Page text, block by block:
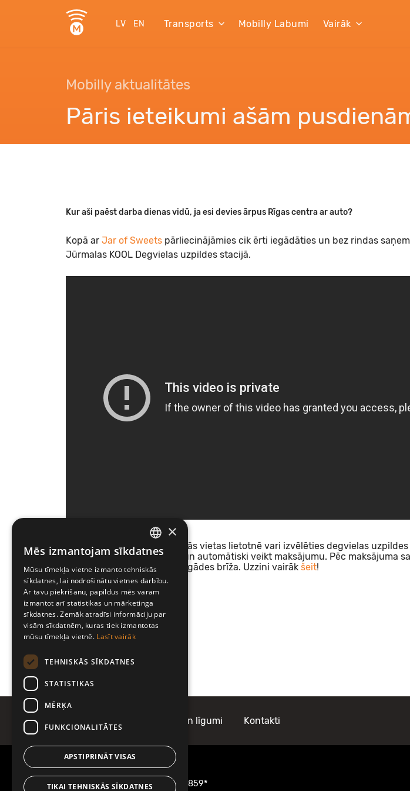
LV EN Transports Mobilly Labumi Vairāk
Mobilly aktualitātes
Pāris ieteikumi ašām
Kur aši paēst darba dienas vidū, ja esi devies ārpus Rīgas centra ar auto?
Kopā ar Jar of Sweets pārliecinājāmies cik ērti iegādāties un bez rindas
Jūrmalas KOOL Degvielas uzpildes stacijā.
Neatkarīgi no savas atrašanās vietas lietotnē vari izvēlēties degvielas
ceļam, vēlamos produktus un automātiski veikt maksājumu. Pēc maksājuma
būs derīgs 24 stundas no iegādes brīža. Uzzini vairāk šeit!
Lai lieliski piedzīvojumi!
#CeļoarMobilly
Par Mobilly Noteikumi un līgumi Kontakti
Informācijai zvani
22001859 vai 1859*
LATVIAN
ENGLISH
×
Mēs izmantojam sīkdatnes
Mūsu tīmekļa vietne izmanto tehniskās
sīkdatnes, lai nodrošinātu vietnes darbību.
Ar tavu piekrišanu, papildus mēs varam
izmantot arī statistikas un mārketinga
sīkdatnes. Zemāk atradīsi informāciju par
visām sīkdatnēm, kuras tiek izmantotas
mūsu tīmekļa vietnē. Lasīt vairāk
TEHNISKĀS SĪKDATNES
STATISTIKAS
MĒRĶA
FUNKCIONALITĀTES
APSTIPRINĀT VISAS
TIKAI TEHNISKĀS SĪKDATNES